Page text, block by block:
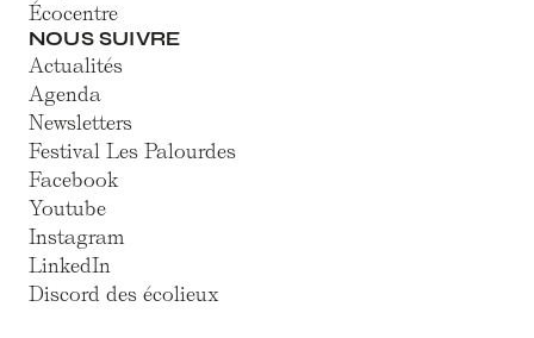
Écocentre
NOUS SUIVRE
Actualités
Agenda
Newsletters
Festival Les Palourdes
Facebook
Youtube
Instagram
LinkedIn
Discord des écolieux